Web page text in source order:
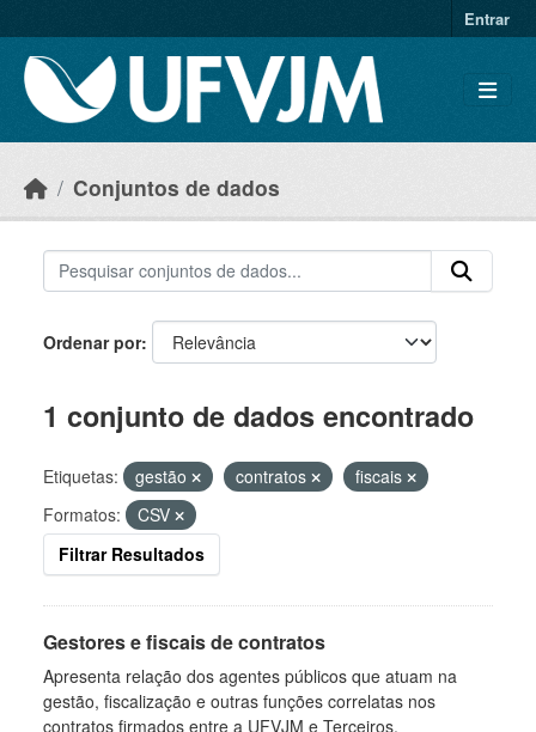
Entrar
Conjuntos de dados
Ordenar por
1 conjunto de dados encontrado
Etiquetas: gestão contratos
fiscais
Formatos:
CSV
Filtrar Resultados
Gestores e fiscais de contratos
Apresenta relação dos agentes públicos que atuam na
gestão, fiscalização e outras funções correlatas nos
contratos firmados entre a UFVJM e Terceiros.